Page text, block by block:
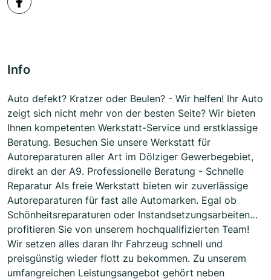
Info
Auto defekt? Kratzer oder Beulen? - Wir helfen! Ihr Auto
zeigt sich nicht mehr von der besten Seite? Wir bieten
Ihnen kompetenten Werkstatt-Service und erstklassige
Beratung. Besuchen Sie unsere Werkstatt für
Autoreparaturen aller Art im Dölziger Gewerbegebiet,
direkt an der A9. Professionelle Beratung - Schnelle
Reparatur Als freie Werkstatt bieten wir zuverlässige
Autoreparaturen für fast alle Automarken. Egal ob
Schönheitsreparaturen oder Instandsetzungsarbeiten…
profitieren Sie von unserem hochqualifizierten Team!
Wir setzen alles daran Ihr Fahrzeug schnell und
preisgünstig wieder flott zu bekommen. Zu unserem
umfangreichen Leistungsangebot gehört neben